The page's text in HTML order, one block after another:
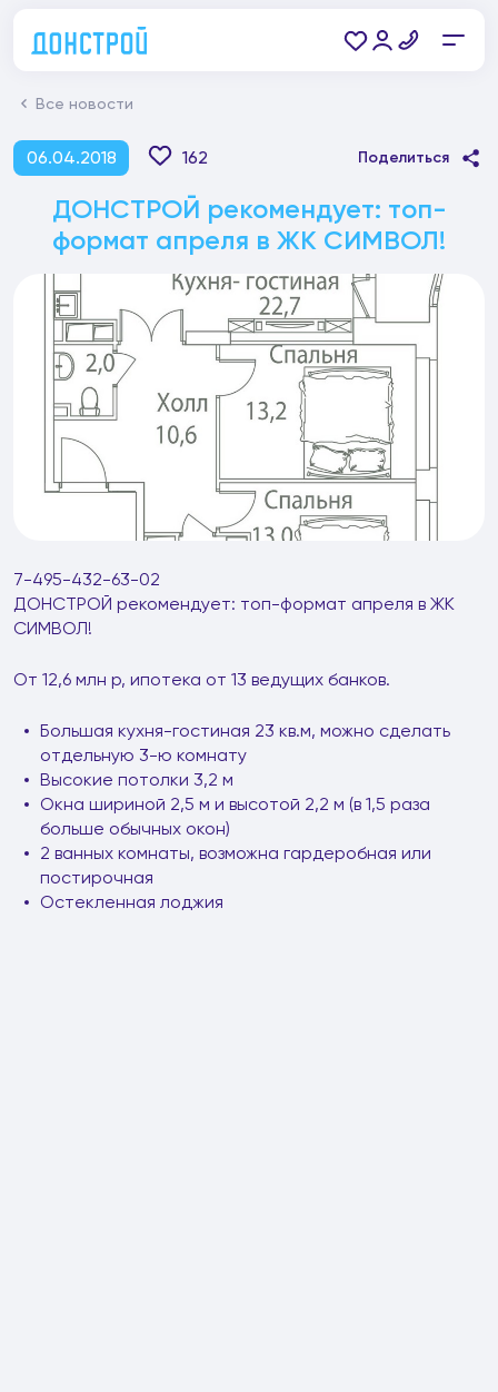
Все новости
06.04.2018 162 Поделиться
ДОНСТРОЙ рекомендует: топ-
формат апреля в ЖК СИМВОЛ!
7-495-432-63-02
ДОНСТРОЙ рекомендует: топ-формат апреля в ЖК
СИМВОЛ!
От 12,6 млн р, ипотека от 13 ведущих банков.
Большая кухня-гостиная 23 кв.м, можно сделать
отдельную 3-ю комнату
Высокие потолки 3,2 м
Окна шириной 2,5 м и высотой 2,2 м (в 1,5 раза
больше обычных окон)
2 ванных комнаты, возможна гардеробная или
постирочная
Остекленная лоджия